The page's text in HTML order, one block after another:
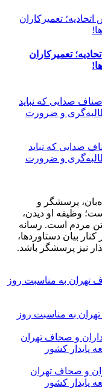
تعمیرکاران
صدایی که نباید
و ضرورت
پرسشگر و
وظیفه او دیدن،
مردم است. رسانه
بیان دستاوردها،
نیز پرسشگر باشد.
به مناسبت روز
و صحاف تهران
پایدار کشور